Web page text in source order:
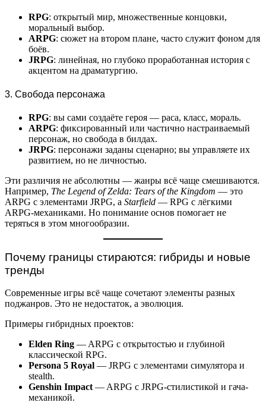
RPG: открытый мир, множественные концовки,
моральный выбор.
ARPG: сюжет на втором плане, часто служит фоном для
боёв.
JRPG: линейная, но глубоко проработанная история с
акцентом на драматургию.
3. Свобода персонажа
RPG: вы сами создаёте героя — раса, класс, мораль.
ARPG: фиксированный или частично настраиваемый
персонаж, но свобода в билдах.
JRPG: персонажи заданы сценарно; вы управляете их
развитием, но не личностью.
Эти различия не абсолютны — жанры всё чаще смешиваются.
Например, The Legend of Zelda: Tears of the Kingdom — это
ARPG с элементами JRPG, а Starfield — RPG с лёгкими
ARPG-механиками. Но понимание основ помогает не
теряться в этом многообразии.
Почему границы стираются: гибриды и новые
тренды
Современные игры всё чаще сочетают элементы разных
поджанров. Это не недостаток, а эволюция.
Примеры гибридных проектов:
Elden Ring — ARPG с открытостью и глубиной
классической RPG.
Persona 5 Royal — JRPG с элементами симулятора и
stealth.
Genshin Impact — ARPG с JRPG-стилистикой и гача-
механикой.